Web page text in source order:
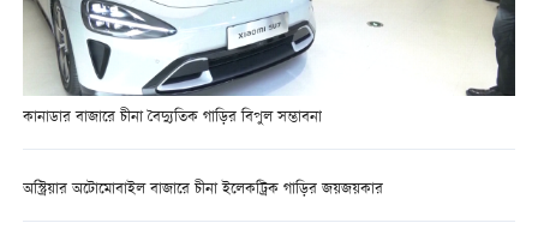
কানাডার বাজারে চীনা বৈদ্যুতিক গাড়ির বিপুল সম্ভাবনা
অস্ট্রিয়ার অটোমোবাইল বাজারে চীনা ইলেকট্রিক গাড়ির জয়জয়কার